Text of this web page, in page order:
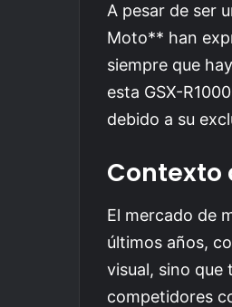
A pesar de ser
Moto** han
siempre que
esta GSX-
debido a su
Contexto
El mercado de
últimos años,
visual, sino que
competidores